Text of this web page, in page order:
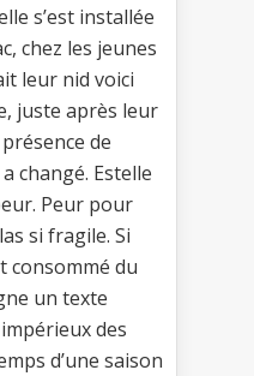
s’est installée
chez les jeunes
leur nid voici
juste après leur
de
changé. Estelle
Peur pour
si fragile. Si
consommé du
un texte
des
d’une saison